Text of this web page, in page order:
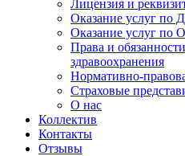
Лицензия и
Оказание услуг по
Оказание услуг по
Права и
здравоохранения
Нормативно-
Страховые
О нас
Коллектив
Контакты
Отзывы